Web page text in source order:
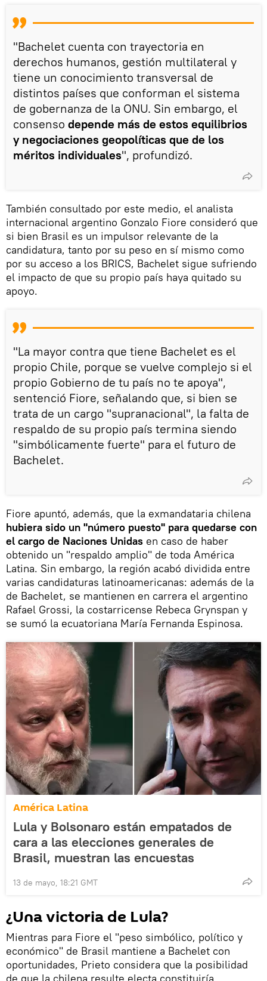
"Bachelet cuenta con trayectoria en
derechos humanos, gestión multilateral y
tiene un conocimiento transversal de
distintos países que conforman el sistema
de gobernanza de la ONU. Sin embargo, el
consenso depende más de estos equilibrios
y negociaciones geopolíticas que de los
méritos individuales", profundizó.
También consultado por este medio, el analista
internacional argentino Gonzalo Fiore consideró que
si bien Brasil es un impulsor relevante de la
candidatura, tanto por su peso en sí mismo como
por su acceso a los BRICS, Bachelet sigue sufriendo
el impacto de que su propio país haya quitado su
apoyo.
"La mayor contra que tiene Bachelet es el
propio Chile, porque se vuelve complejo si el
propio Gobierno de tu país no te apoya",
sentenció Fiore, señalando que, si bien se
trata de un cargo "supranacional", la falta de
respaldo de su propio país termina siendo
"simbólicamente fuerte" para el futuro de
Bachelet.
Fiore apuntó, además, que la exmandataria chilena
hubiera sido un "número puesto" para quedarse con
el cargo de Naciones Unidas en caso de haber
obtenido un "respaldo amplio" de toda América
Latina. Sin embargo, la región acabó dividida entre
varias candidaturas latinoamericanas: además de la
de Bachelet, se mantienen en carrera el argentino
Rafael Grossi, la costarricense Rebeca Grynspan y
se sumó la ecuatoriana María Fernanda Espinosa.
América Latina
Lula y Bolsonaro están empatados de
cara a las elecciones generales de
Brasil, muestran las encuestas
13 de mayo, 18:21 GMT
¿Una victoria de Lula?
Mientras para Fiore el "peso simbólico, político y
económico" de Brasil mantiene a Bachelet con
oportunidades, Prieto considera que la posibilidad
de que la chilena resulte electa constituiría